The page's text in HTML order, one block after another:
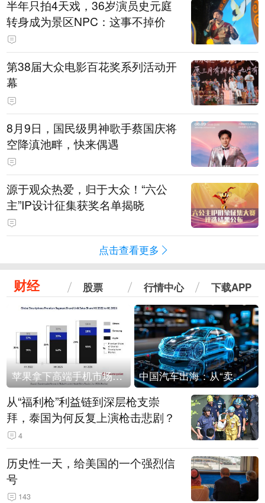
半年只拍4天戏，36岁演员史元庭
转身成为景区NPC：这事不掉价
第38届大众电影百花奖系列活动开
幕
8月9日，国民级男神歌手蔡国庆将
空降滇池畔，快来偶遇
源于观众热爱，归于大众！“六公
主”IP设计征集获奖名单揭晓
点击查看更多
财经 股票 行情中心 下载APP
苹果拿下高端手机市场65%的份额：iPhone 17系列功不可没 中国汽车出海：从“卖出去”到“走进去”
从“福利枪”利益链到深层枪支崇
拜，泰国为何反复上演枪击悲剧？
4
历史性一天，给美国的一个强烈信
号
143